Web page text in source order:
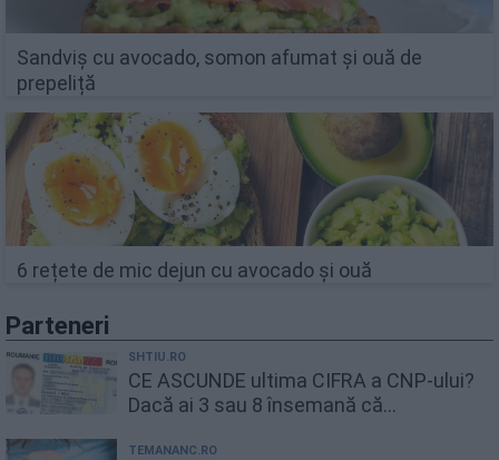
Sandviș cu avocado, somon afumat și ouă de
prepeliță
6 rețete de mic dejun cu avocado și ouă
Parteneri
SHTIU.RO
CE ASCUNDE ultima CIFRA a CNP-ului?
Dacă ai 3 sau 8 însemană că...
TEMANANC.RO